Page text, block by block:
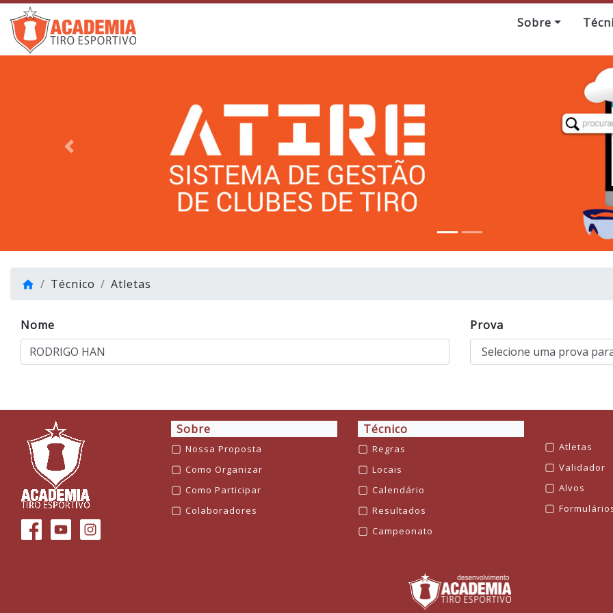
Sobre
Voltar
home Técnico Atletas
Nome Prova
Sobre
▢ Nossa Proposta
▢ Como Organizar
▢ Como Participar
▢ Colaboradores
Técnico
▢ Regras
▢ Locais
▢ Calendário
▢ Resultados
▢ Campeonato
▢Atletas
▢Validador
▢Alvos
▢